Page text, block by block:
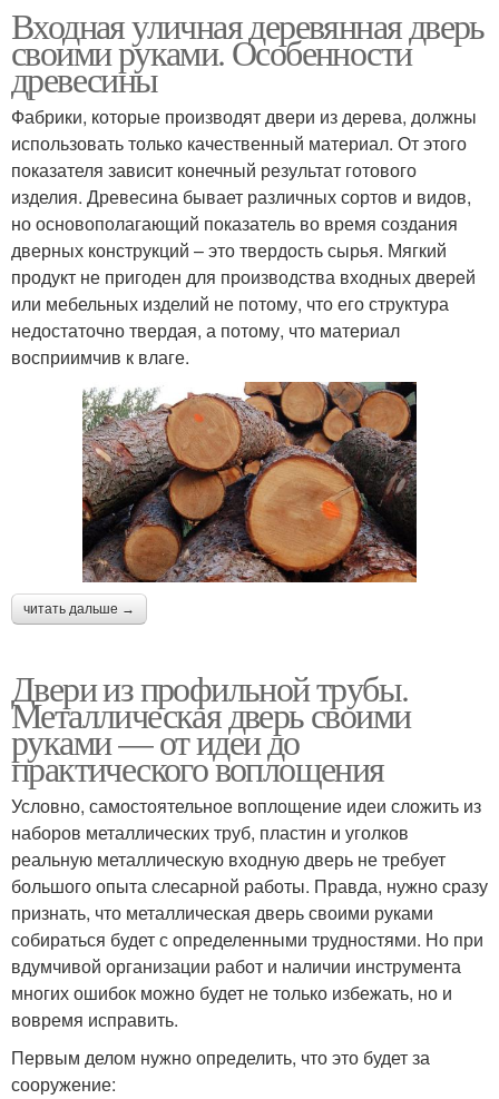
Входная уличная деревянная дверь
своими руками. Особенности
древесины
Фабрики, которые производят двери из дерева, должны
использовать только качественный материал. От этого
показателя зависит конечный результат готового
изделия. Древесина бывает различных сортов и видов,
но основополагающий показатель во время создания
дверных конструкций – это твердость сырья. Мягкий
продукт не пригоден для производства входных дверей
или мебельных изделий не потому, что его структура
недостаточно твердая, а потому, что материал
восприимчив к влаге.
читать дальше →
Двери из профильной трубы.
Металлическая дверь своими
руками — от идеи до
практического воплощения
Условно, самостоятельное воплощение идеи сложить из
наборов металлических труб, пластин и уголков
реальную металлическую входную дверь не требует
большого опыта слесарной работы. Правда, нужно сразу
признать, что металлическая дверь своими руками
собираться будет с определенными трудностями. Но при
вдумчивой организации работ и наличии инструмента
многих ошибок можно будет не только избежать, но и
вовремя исправить.
Первым делом нужно определить, что это будет за
сооружение: